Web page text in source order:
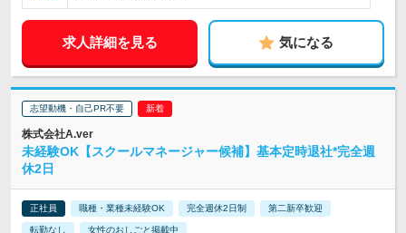
求人詳細を見る 気になる
志望動機・自己PR不要
株式会社A.ver
未経験OK【スクールマネージャー候補】基本定時退社*完全週
休2日
正社員 職種・業種未経験OK 完全週休2日制 第二新卒歓迎
転勤なし 女性のおしごと掲載中